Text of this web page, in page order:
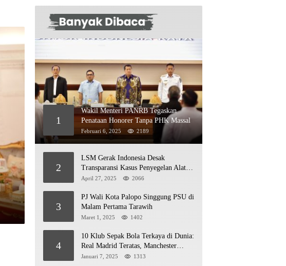
1
Wakil Menteri PANRB Tegaskan
Penataan Honorer Tanpa PHK Massal
Februari 6, 2025 2189
2
LSM Gerak Indonesia Desak
Transparansi Kasus Penyegelan Alat
Berat di Jetty PT Kasmar 2
April 27, 2025 2066
3
PJ Wali Kota Palopo Singgung PSU di
Malam Pertama Tarawih
Maret 1, 2025 1402
4
10 Klub Sepak Bola Terkaya di Dunia:
Real Madrid Teratas, Manchester
United Mengejar!
Januari 7, 2025 1313